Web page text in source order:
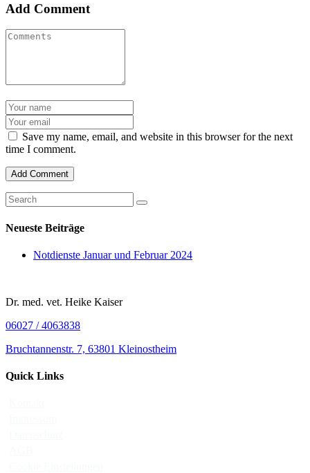
Add Comment
Save my name, email, and website in this browser for the next
time I comment.
Neueste Beiträge
Notdienste Januar und Februar 2024
Dr. med. vet. Heike Kaiser
06027 / 4063838
Bruchtannenstr. 7, 63801 Kleinostheim
Quick Links